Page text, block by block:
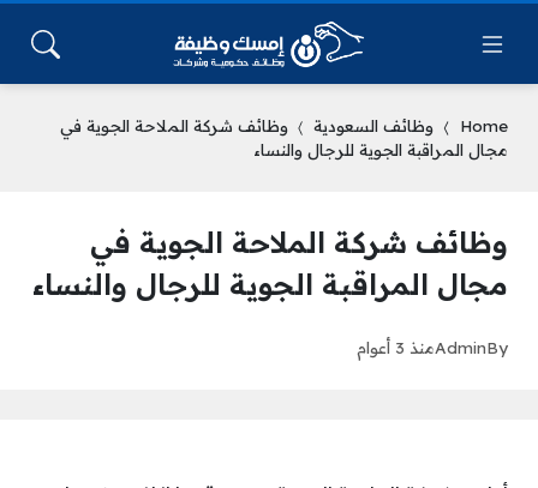
Home وظائف السعودية
وظائف شركة الملاحة الجوية في
مجال المراقبة الجوية للرجال والنساء
وظائف شركة الملاحة الجوية في
مجال المراقبة الجوية للرجال والنساء
By
Adminمنذ 3 أعوام